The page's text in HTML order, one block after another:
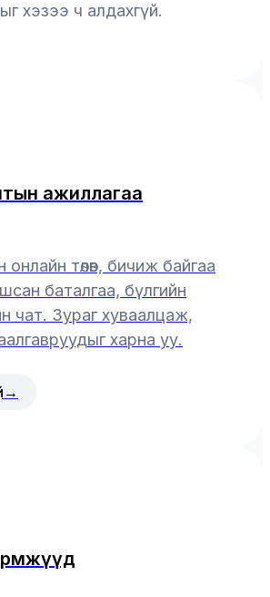
хэзээ ч алдахгүй.
ажиллагаа
төлөв, бичиж байгаа
баталгаа, бүлгийн
чат. Зураг хуваалцаж,
харна уу.
→